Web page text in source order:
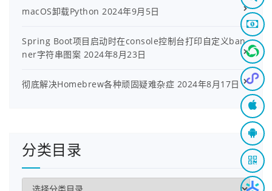
macOS卸载Python 2024年9月5日
Spring Boot项目启动时在console控制台打印自定义ban
ner字符串图案 2024年8月23日
彻底解决Homebrew各种顽固疑难杂症 2024年8月17日
分类目录